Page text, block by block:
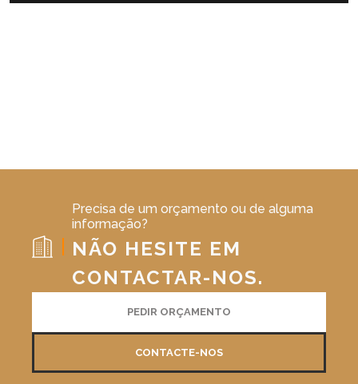
Precisa de um orçamento ou de alguma
informação?
NÃO HESITE EM
CONTACTAR-NOS.
PEDIR ORÇAMENTO
CONTACTE-NOS